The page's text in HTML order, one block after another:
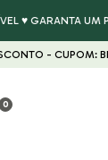
UM
CUPOM:
0